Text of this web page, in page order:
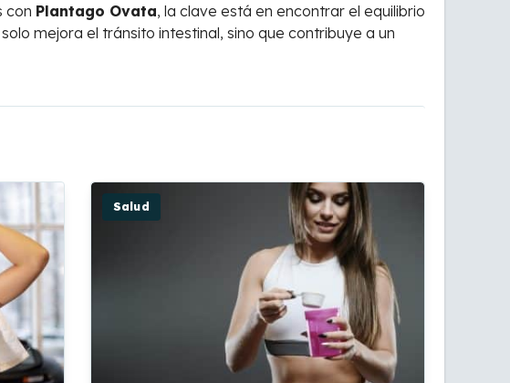
con Plantago Ovata, la clave está en encontrar el equilibrio
mejora el tránsito intestinal, sino que contribuye a un
Salud